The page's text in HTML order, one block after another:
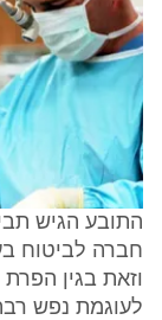
חברה לביטוח
וזאת בגין
לעוגמת נפש